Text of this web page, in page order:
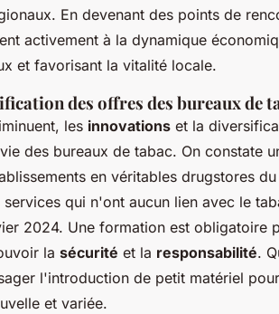
En devenant des points de
activement à la dynamique
et favorisant la vitalité locale.
des offres des bureaux de
les innovations et la
des bureaux de tabac. On constate
en véritables drugstores
qui n'ont aucun lien avec le
2024. Une formation est obligatoire
la sécurité et la responsabilité.
l'introduction de petit matériel
et variée.